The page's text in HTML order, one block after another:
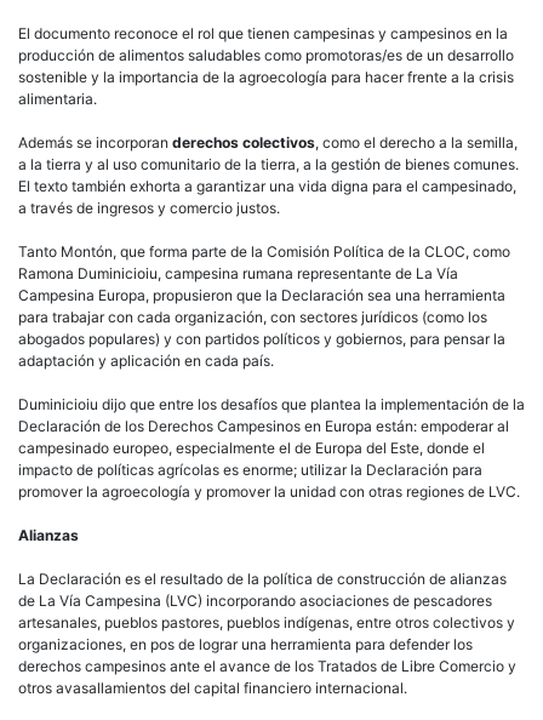
El documento reconoce el rol que tienen campesinas y campesinos en la
producción de alimentos saludables como promotoras/es de un desarrollo
sostenible y la importancia de la agroecología para hacer frente a la crisis
alimentaria.
Además se incorporan derechos colectivos, como el derecho a la semilla,
a la tierra y al uso comunitario de la tierra, a la gestión de bienes comunes.
El texto también exhorta a garantizar una vida digna para el campesinado,
a través de ingresos y comercio justos.
Tanto Montón, que forma parte de la Comisión Política de la CLOC, como
Ramona Duminicioiu, campesina rumana representante de La Vía
Campesina Europa, propusieron que la Declaración sea una herramienta
para trabajar con cada organización, con sectores jurídicos (como los
abogados populares) y con partidos políticos y gobiernos, para pensar la
adaptación y aplicación en cada país.
Duminicioiu dijo que entre los desafíos que plantea la implementación de la
Declaración de los Derechos Campesinos en Europa están: empoderar al
campesinado europeo, especialmente el de Europa del Este, donde el
impacto de políticas agrícolas es enorme; utilizar la Declaración para
promover la agroecología y promover la unidad con otras regiones de LVC.
Alianzas
La Declaración es el resultado de la política de construcción de alianzas
de La Vía Campesina (LVC) incorporando asociaciones de pescadores
artesanales, pueblos pastores, pueblos indígenas, entre otros colectivos y
organizaciones, en pos de lograr una herramienta para defender los
derechos campesinos ante el avance de los Tratados de Libre Comercio y
otros avasallamientos del capital financiero internacional.